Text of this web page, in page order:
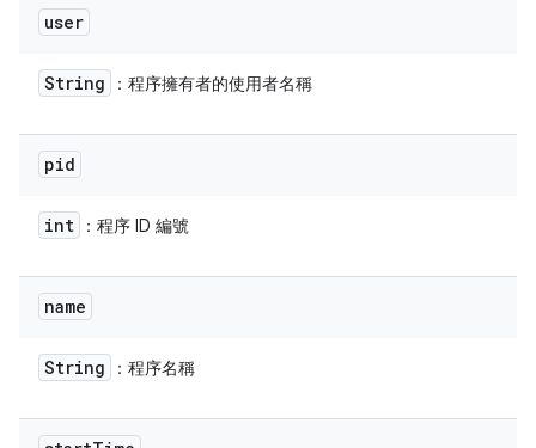
user
String ：程序擁有者的使用者名稱
pid
int ：程序 ID 編號
name
String ：程序名稱